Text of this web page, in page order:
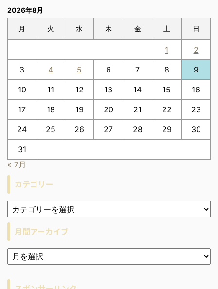
2026年8月
月 火 水 木 金 土 日
1 2
3 4 5 6 7 8 9
10 11 12 13 14 15 16
17 18 19 20 21 22 23
24 25 26 27 28 29 30
31
« 7月
カテゴリー
月間アーカイブ
ア
ー